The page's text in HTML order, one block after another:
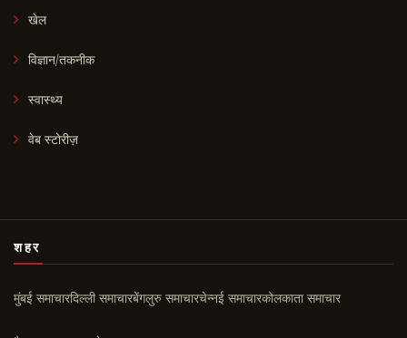
खेल
विज्ञान/तकनीक
स्वास्थ्य
वेब स्टोरीज़
शहर
मुंबई समाचारदिल्ली समाचारबेंगलुरु समाचारचेन्नई समाचारकोलकाता समाचार